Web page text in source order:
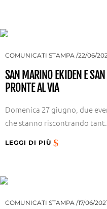
COMUNICATI STAMPA 22/06/
SAN MARINO EKIDEN E
PRONTE AL VIA
Domenica 27 giugno, due
che stanno riscontrando
LEGGI DI PIÙ
COMUNICATI STAMPA 17/06/2021